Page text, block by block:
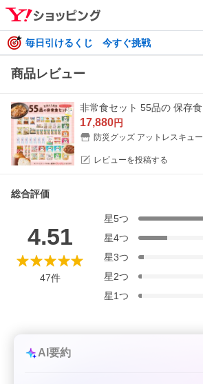
毎日引けるくじ 今すぐ挑戦
商品レビュー
17,880円
防災グッズ アットレスキュー
レビューを投稿する
総合評価
4.51
47件
星5つ
星4つ
星3つ
星2つ
星1つ
AI要約